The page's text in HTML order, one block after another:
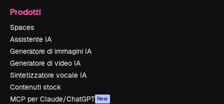
Prodotti
Spaces
Assistente IA
Generatore di immagini IA
Generatore di video IA
Sintetizzatore vocale IA
Contenuti stock
MCP per Claude/ChatGPT New